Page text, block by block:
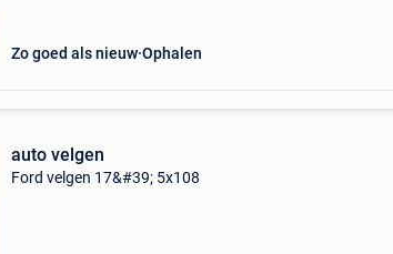
Zo goed als nieuw Ophalen
auto velgen
Ford velgen 17&#39; 5x108